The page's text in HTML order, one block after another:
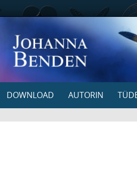
DOWNLOAD AUTORIN